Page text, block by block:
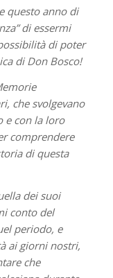
questo anno di
di essermi
di poter
di Don Bosco!
che svolgevano
e con la loro
comprendere
di questa
dei suoi
conto del
periodo, e
ai giorni nostri,
che